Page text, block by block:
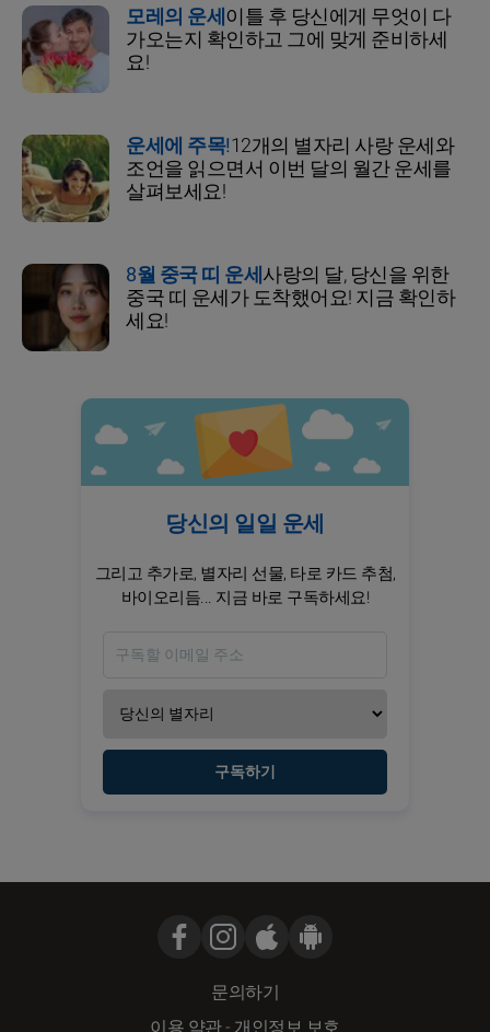
모레의 운세이틀 후 당신에게 무엇이 다
가오는지 확인하고 그에 맞게 준비하세
요!
운세에 주목!12개의 별자리 사랑 운세와
조언을 읽으면서 이번 달의 월간 운세를
살펴보세요!
8월 중국 띠 운세사랑의 달, 당신을 위한
중국 띠 운세가 도착했어요! 지금 확인하
세요!
당신의 일일 운세
그리고 추가로, 별자리 선물, 타로 카드 추첨,
바이오리듬... 지금 바로 구독하세요!
구독하기
문의하기